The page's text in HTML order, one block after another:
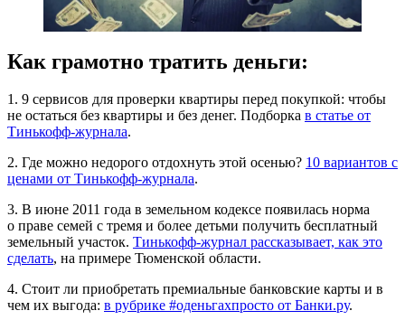
Как грамотно тратить деньги:
1. 9 сервисов для проверки квартиры перед покупкой: чтобы
не остаться без квартиры и без денег. Подборка в статье от
Тинькофф-журнала.
2. Где можно недорого отдохнуть этой осенью? 10 вариантов с
ценами от Тинькофф-журнала.
3. В июне 2011 года в земельном кодексе появилась норма
о праве семей с тремя и более детьми получить бесплатный
земельный участок. Тинькофф-журнал рассказывает, как это
сделать, на примере Тюменской области.
4. Стоит ли приобретать премиальные банковские карты и в
чем их выгода: в рубрике #оденьгахпросто от Банки.ру.